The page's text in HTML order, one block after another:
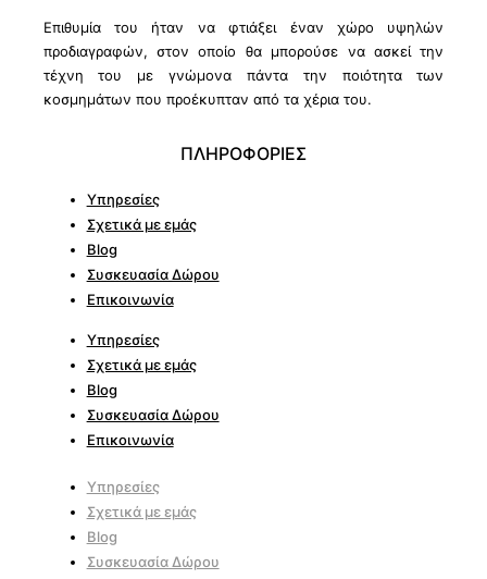
Επιθυμία του ήταν να φτιάξει έναν χώρο υψηλών
προδιαγραφών, στον οποίο θα μπορούσε να ασκεί την
τέχνη του με γνώμονα πάντα την ποιότητα των
κοσμημάτων που προέκυπταν από τα χέρια του.
ΠΛΗΡΟΦΟΡΙΕΣ
Υπηρεσίες
Σχετικά με εμάς
Blog
Συσκευασία Δώρου
Επικοινωνία
Υπηρεσίες
Σχετικά με εμάς
Blog
Συσκευασία Δώρου
Επικοινωνία
Υπηρεσίες
Σχετικά με εμάς
Blog
Συσκευασία Δώρου